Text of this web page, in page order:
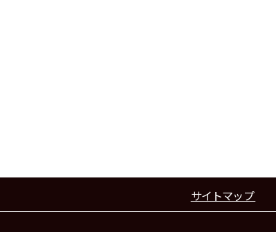
サイトマップ